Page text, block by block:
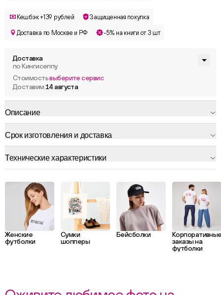
Кешбэк +139 рублей Защищенная покупка
Доставка по Москве и РФ -5% на книги от 3 шт
Доставка
по Кингисеппу
Стоимостьвыберите сервис
Доставим 14 августа
Описание
Срок изготовления и доставка
Технические характеристики
Женские
футболки
Сумки
шопперы
Бейсболки
заказы на
футболки